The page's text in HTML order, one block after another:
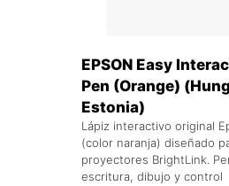
EPSON Easy
Pen (Orange)
Estonia)
Lápiz interactivo original
(color naranja) diseñado
proyectores BrightLink.
escritura, dibujo y control